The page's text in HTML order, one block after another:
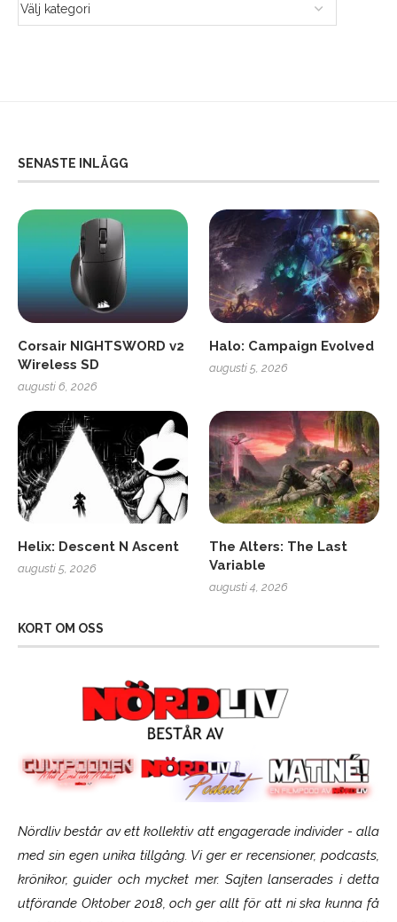
SENASTE INLÄGG
Corsair NIGHTSWORD v2
Wireless SD
augusti 6, 2026
Halo: Campaign Evolved
augusti 5, 2026
Helix: Descent N Ascent
augusti 5, 2026
The Alters: The Last
Variable
augusti 4, 2026
KORT OM OSS
Nördliv består av ett kollektiv att engagerade individer - alla
med sin egen unika tillgång. Vi ger er recensioner, podcasts,
krönikor, guider och mycket mer. Sajten lanserades i detta
utförande Oktober 2018, och ger allt för att ni ska kunna få